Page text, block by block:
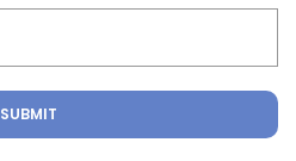
SUBMIT